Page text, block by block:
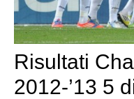
Risultati
2012-’13 5